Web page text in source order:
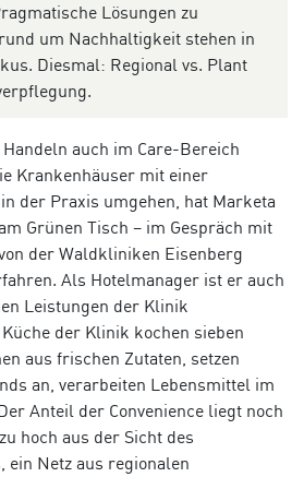
Lösungen zu
um Nachhaltigkeit stehen in
Diesmal: Regional vs. Plant
auch im Care-Bereich
Krankenhäuser mit einer
der Praxis umgehen, hat Marketa
Grünen Tisch – im Gespräch mit
der Waldkliniken Eisenberg
Als Hotelmanager ist er auch
Leistungen der Klinik
der Klinik kochen sieben
aus frischen Zutaten, setzen
an, verarbeiten Lebensmittel im
Anteil der Convenience liegt noch
hoch aus der Sicht des
ein Netz aus regionalen